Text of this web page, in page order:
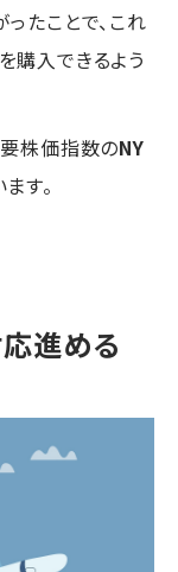
たことで、これ
購入できるよう
株価指数のNY
す。
進める